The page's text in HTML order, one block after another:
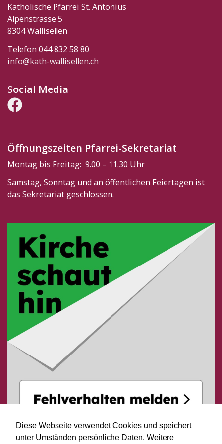
Diese Webseite verwendet Cookies und speichert
unter Umständen persönliche Daten. Weitere
Katholische Pfarrei St. Antonius
Alpenstrasse 5
8304 Wallisellen
Telefon 044 832 58 80
info@kath-wallisellen.ch
Social Media
Öffnungszeiten Pfarrei-Sekretariat
Montag bis Freitag: 9.00 – 11.30 Uhr
Samstag, Sonntag und an öffentlichen Feiertagen ist
das Sekretariat geschlossen.